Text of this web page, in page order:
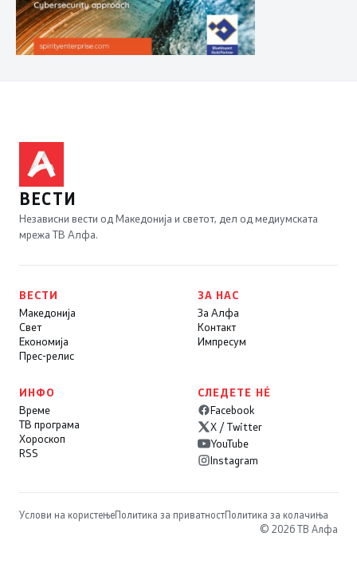
ВЕСТИ
Независни вести од Македонија и светот, дел од медиумската
мрежа ТВ Алфа.
ВЕСТИ
Македонија
Свет
Економија
Прес-релис
ЗА НАС
За Алфа
Контакт
Импресум
ИНФО
Време
ТВ програма
Хороскоп
RSS
СЛЕДЕТЕ НÉ
Facebook
X / Twitter
YouTube
Instagram
Услови на користењеПолитика за приватностПолитика за колачиња
© 2026 ТВ Алфа